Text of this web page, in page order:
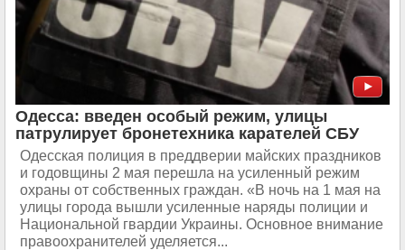
Одесса: введен особый режим, улицы
патрулирует бронетехника карателей СБУ
Одесская полиция в преддверии майских праздников
и годовщины 2 мая перешла на усиленный режим
охраны от собственных граждан. «В ночь на 1 мая на
улицы города вышли усиленные наряды полиции и
Национальной гвардии Украины. Основное внимание
правоохранителей уделяется...